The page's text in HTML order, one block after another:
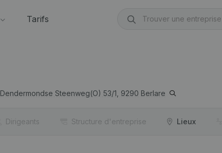
Tarifs
Dendermondse Steenweg(O) 53/1, 9290 Berlare
Dirigeants Structure d'entreprise Lieux